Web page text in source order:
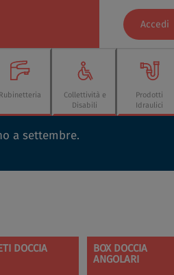
Accedi
Rubinetteria
Collettività e
Disabili
Prodotti
Idraulici
a settembre.
DOCCIA BOX DOCCIA
ANGOLARI